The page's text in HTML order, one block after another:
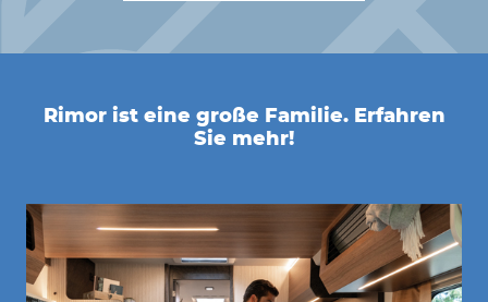
Rimor ist eine große Familie. Erfahren
Sie mehr!